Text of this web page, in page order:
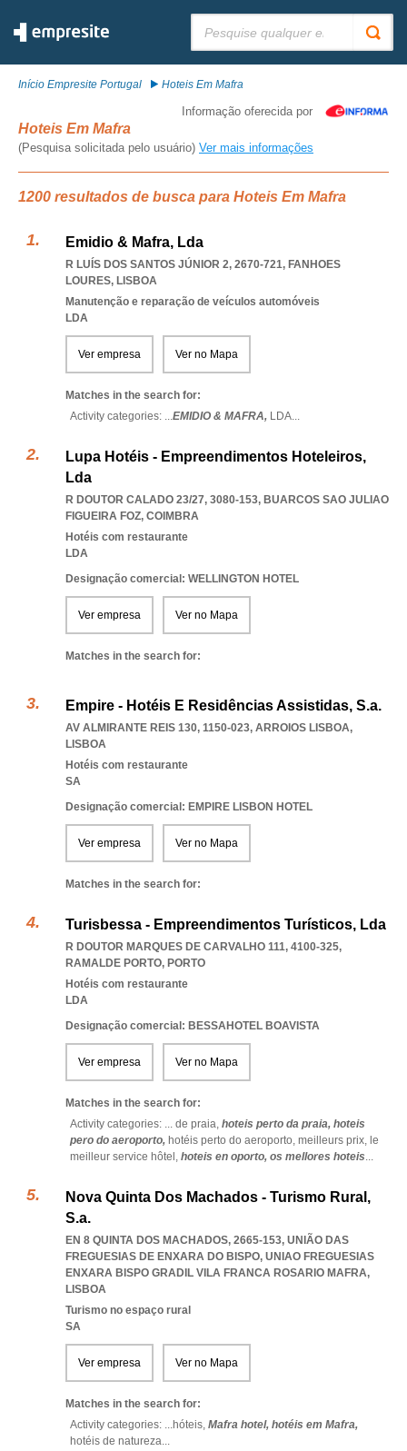
Início Empresite Portugal Hoteis Em Mafra
Informação oferecida por
Hoteis Em Mafra
(Pesquisa solicitada pelo usuário) Ver mais informações
1200 resultados de busca para Hoteis Em Mafra
Emidio & Mafra, Lda
R LUÍS DOS SANTOS JÚNIOR 2, 2670-721, FANHOES
LOURES, LISBOA
Manutenção e reparação de veículos automóveis
LDA
Ver empresa Ver no Mapa
Matches in the search for:
Activity categories: ...EMIDIO & MAFRA, LDA...
Lupa Hotéis - Empreendimentos Hoteleiros,
Lda
R DOUTOR CALADO 23/27, 3080-153, BUARCOS SAO JULIAO
FIGUEIRA FOZ, COIMBRA
Hotéis com restaurante
LDA
Designação comercial: WELLINGTON HOTEL
Ver empresa Ver no Mapa
Matches in the search for:
Empire - Hotéis E Residências Assistidas, S.a.
AV ALMIRANTE REIS 130, 1150-023, ARROIOS LISBOA,
LISBOA
Hotéis com restaurante
SA
Designação comercial: EMPIRE LISBON HOTEL
Ver empresa Ver no Mapa
Matches in the search for:
Turisbessa - Empreendimentos Turísticos, Lda
R DOUTOR MARQUES DE CARVALHO 111, 4100-325,
RAMALDE PORTO, PORTO
Hotéis com restaurante
LDA
Designação comercial: BESSAHOTEL BOAVISTA
Ver empresa Ver no Mapa
Matches in the search for:
Activity categories: ... de praia, hoteis perto da praia, hoteis
pero do aeroporto, hotéis perto do aeroporto, meilleurs prix, le
meilleur service hôtel, hoteis en oporto, os mellores hoteis...
Nova Quinta Dos Machados - Turismo Rural,
S.a.
EN 8 QUINTA DOS MACHADOS, 2665-153, UNIÃO DAS
FREGUESIAS DE ENXARA DO BISPO, UNIAO FREGUESIAS
ENXARA BISPO GRADIL VILA FRANCA ROSARIO MAFRA,
LISBOA
Turismo no espaço rural
SA
Ver empresa Ver no Mapa
Matches in the search for:
Activity categories: ...hóteis, Mafra hotel, hotéis em Mafra,
hotéis de natureza...